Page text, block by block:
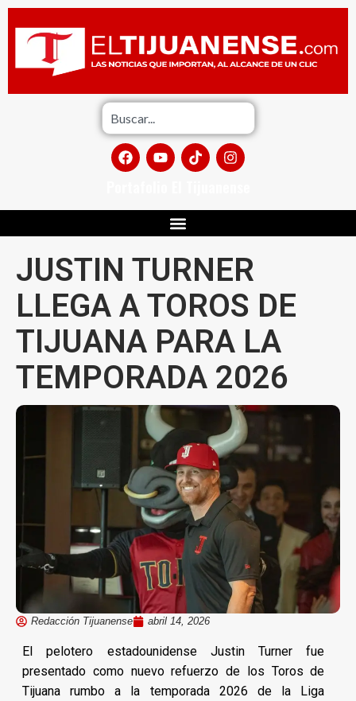
JUSTIN TURNER
LLEGA A TOROS DE
TIJUANA PARA LA
TEMPORADA 2026
Redacción Tijuanense abril 14, 2026
El pelotero estadounidense Justin Turner fue
presentado como nuevo refuerzo de los Toros de
Tijuana rumbo a la temporada 2026 de la Liga